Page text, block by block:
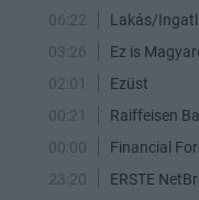
06:22
Lakás/
03:26
Ez is
02:01
Ezüst
00:21
Raiffeisen
00:00
Financial
23:20
ERSTE